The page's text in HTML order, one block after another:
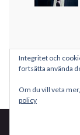
Fler bilder
Integritet och
fortsätta använda
Om du vill veta
policy